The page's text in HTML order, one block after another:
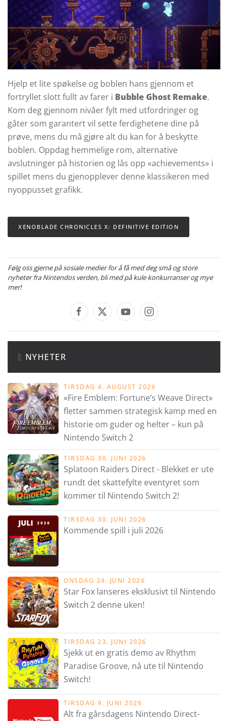
Hjelp et lite spøkelse og boblen hans gjennom et
fortryllet slott fullt av farer i Bubble Ghost Remake.
Kom deg gjennom nivåer fylt med utfordringer og
gåter som garantert vil sette ferdighetene dine på
prøve, mens du må gjøre alt du kan for å beskytte
boblen. Oppdag hemmelige rom, alternative
avslutninger på historien og lås opp «achievements» i
spillet mens du gjenopplever denne klassikeren med
nyoppusset grafikk.
XENOBLADE CHRONICLES X: DEFINITIVE EDITION
Følg oss gjerne på sosiale medier for å få med deg små og store
nyheter fra Nintendos verden, bli med på kule konkurranser og mye
mer!
NYHETER
TIRSDAG 4. AUGUST 2026
«Fire Emblem: Fortune’s Weave Direct»
fletter sammen strategisk kamp med en
historie om guder og helter – kun på
Nintendo Switch 2
TIRSDAG 30. JUNI 2026
Splatoon Raiders Direct - Blekket er ute
rundt det skattefylte eventyret som
kommer til Nintendo Switch 2!
TIRSDAG 30. JUNI 2026
Kommende spill i juli 2026
ONSDAG 24. JUNI 2026
Star Fox lanseres eksklusivt til Nintendo
Switch 2 denne uken!
TIRSDAG 23. JUNI 2026
Sjekk ut en gratis demo av Rhythm
Paradise Groove, nå ute til Nintendo
Switch!
TIRSDAG 9. JUNI 2026
Alt fra gårsdagens Nintendo Direct-